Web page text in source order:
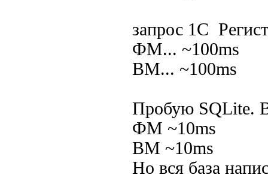
запрос 1С
ФМ... ~100ms
ВМ... ~100ms
Пробую SQLite.
ФМ ~10ms
ВМ ~10ms
Но вся база